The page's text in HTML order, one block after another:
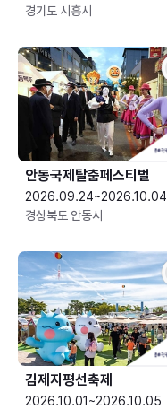
경기도 시흥시
안동국제탈춤페스티벌
2026.09.24~2026.10.04
경상북도 안동시
김제지평선축제
2026.10.01~2026.10.05